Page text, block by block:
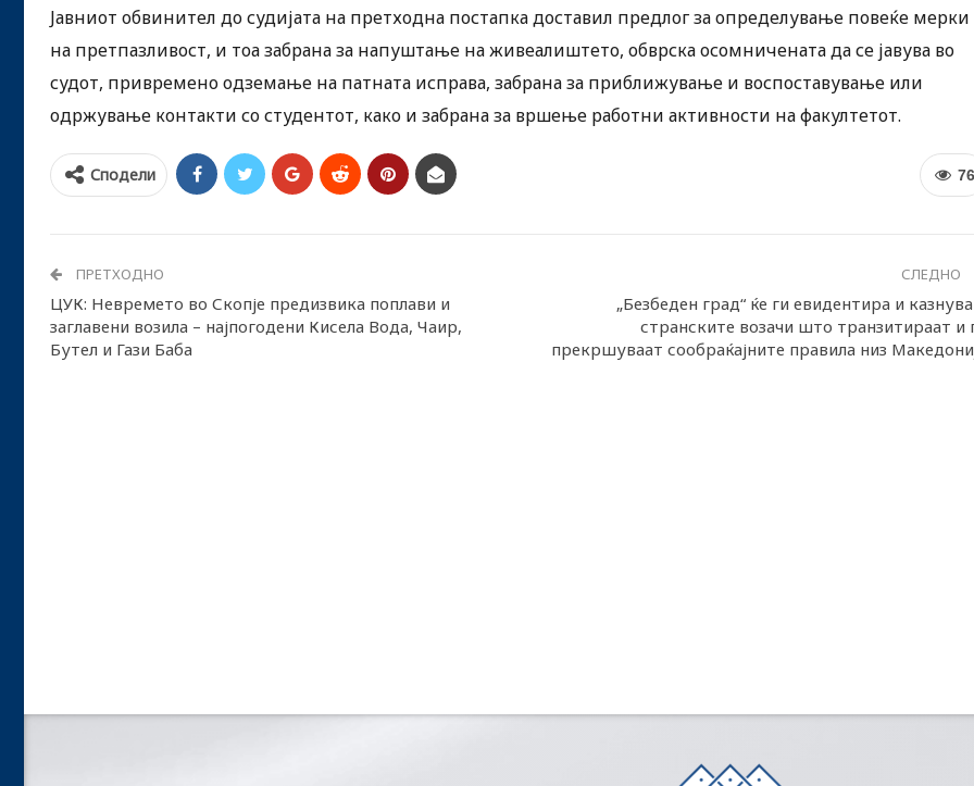
Јавниот обвинител до судијата на претходна постапка доставил предлог за определување повеќе мерки
на претпазливост, и тоа забрана за напуштање на живеалиштето, обврска осомничената да се јавува во
судот, привремено одземање на патната исправа, забрана за приближување и воспоставување или
одржување контакти со студентот, како и забрана за вршење работни активности на факултетот.
76
Сподели
ПРЕТХОДНО
ЦУК: Невремето во Скопје предизвика поплави и
заглавени возила – најпогодени Кисела Вода, Чаир,
Бутел и Гази Баба
СЛЕДНО
„Безбеден град“ ќе ги евидентира и
странските возачи што транзитираат и
прекршуваат сообраќајните правила низ